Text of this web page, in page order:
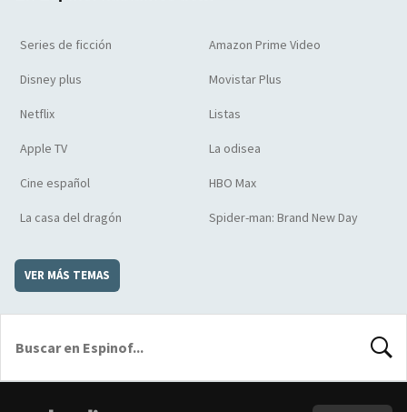
Series de ficción Amazon Prime Video
Disney plus Movistar Plus
Netflix Listas
Apple TV La odisea
Cine español HBO Max
La casa del dragón Spider-man: Brand New Day
VER MÁS TEMAS